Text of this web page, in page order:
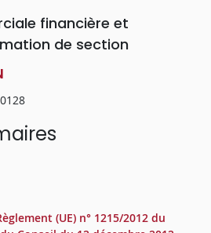
financière et
de section
(UE) n° 1215/2012 du